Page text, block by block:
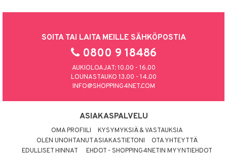
SOITA TAI LAITA MEILLE SÄHKÖPOSTIA
0800 9 18486
AUKIOLOAJAT: 10.00 - 16.00
LOUNASTAUKO 13.00 - 14.00
INFO@SHOPPING4NET.COM
ASIAKASPALVELU
OMA PROFIILI
KYSYMYKSIÄ & VASTAUKSIA
OLEN UNOHTANUT ASIAKASTIETONI
OTA YHTEYTTÄ
EDULLISET HINNAT
EHDOT - SHOPPING4NETIN MYYNTIEHDOT